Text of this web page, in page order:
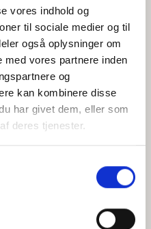
vores indhold og
til sociale medier og til
også oplysninger om
vores partnere inden
og
kan kombinere disse
har givet dem, eller som
deres tjenester.
personoplysninger i